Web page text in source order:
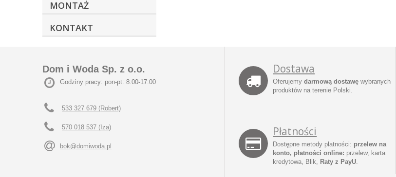
MONTAŻ
KONTAKT
Dom i Woda Sp. z o.o.
Godziny pracy: pon-pt: 8.00-17.00
533 327 679 (Robert)
570 018 537 (Iza)
bok@domiwoda.pl
Dostawa
Oferujemydarmową dostawę wybranych
produktów na terenie Polski.
Płatności
Dostępne metody płatności: przelew na
konto, płatności online: przelew, karta
kredytowa, Blik, Raty z PayU.